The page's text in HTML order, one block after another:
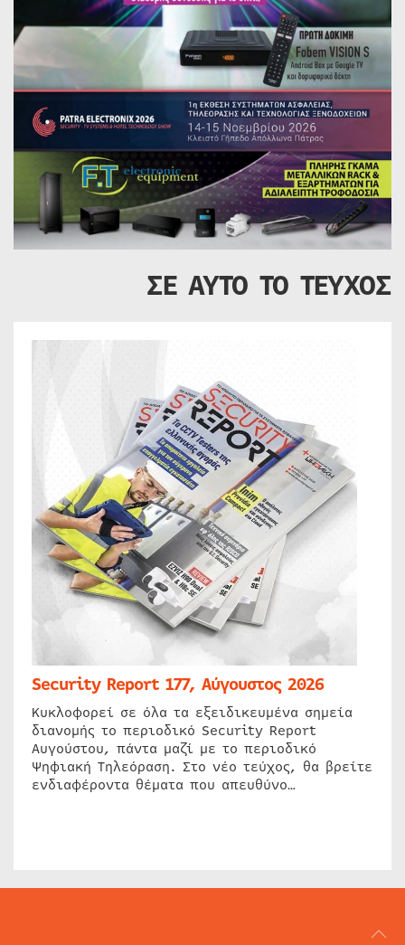
ΣΕ ΑΥΤΟ ΤΟ ΤΕΥΧΟΣ
Security Report 177, Αύγουστος 2026
Κυκλοφορεί σε όλα τα εξειδικευμένα σημεία
διανομής το περιοδικό Security Report
Αυγούστου, πάντα μαζί με το περιοδικό
Ψηφιακή Τηλεόραση. Στο νέο τεύχος, θα βρείτε
ενδιαφέροντα θέματα που απευθύνο…